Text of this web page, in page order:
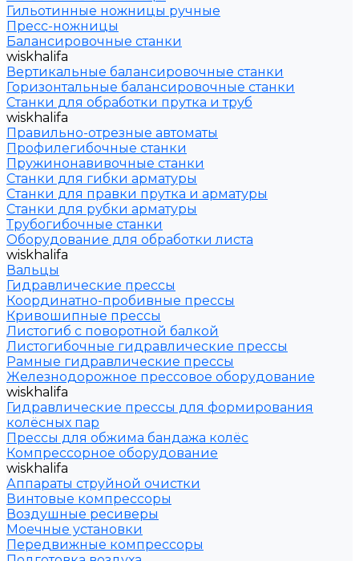
Гильотинные ножницы ручные
Пресс-ножницы
Балансировочные станки
wiskhalifa
Вертикальные балансировочные станки
Горизонтальные балансировочные станки
Станки для обработки прутка и труб
wiskhalifa
Правильно-отрезные автоматы
Профилегибочные станки
Пружинонавивочные станки
Станки для гибки арматуры
Станки для правки прутка и арматуры
Станки для рубки арматуры
Трубогибочные станки
Оборудование для обработки листа
wiskhalifa
Вальцы
Гидравлические прессы
Координатно-пробивные прессы
Кривошипные прессы
Листогиб с поворотной балкой
Листогибочные гидравлические прессы
Рамные гидравлические прессы
Железнодорожное прессовое оборудование
wiskhalifa
Гидравлические прессы для формирования
колёсных пар
Прессы для обжима бандажа колёс
Компрессорное оборудование
wiskhalifa
Аппараты струйной очистки
Винтовые компрессоры
Воздушные ресиверы
Моечные установки
Передвижные компрессоры